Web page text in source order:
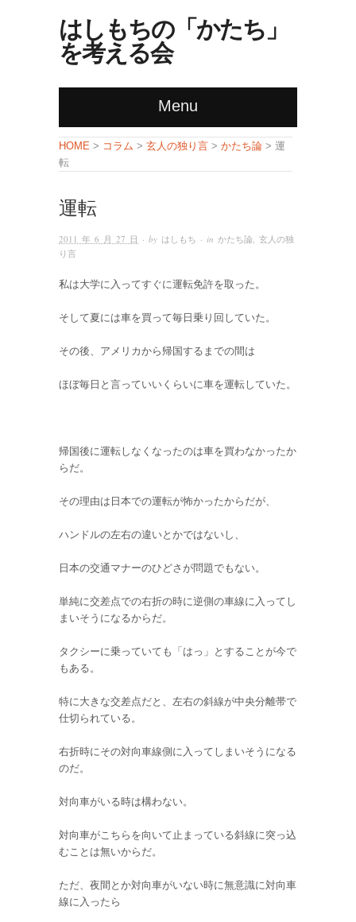
はしもちの「かたち」
を考える会
Menu
HOME > コラム > 玄人の独り言 > かたち論 > 運
転
運転
2011 年 6 月 27 日 · by はしもち · in かたち論, 玄人の独
り言
私は大学に入ってすぐに運転免許を取った。
そして夏には車を買って毎日乗り回していた。
その後、アメリカから帰国するまでの間は
ほぼ毎日と言っていいくらいに車を運転していた。
帰国後に運転しなくなったのは車を買わなかったか
らだ。
その理由は日本での運転が怖かったからだが、
ハンドルの左右の違いとかではないし、
日本の交通マナーのひどさが問題でもない。
単純に交差点での右折の時に逆側の車線に入ってし
まいそうになるからだ。
タクシーに乗っていても「はっ」とすることが今で
もある。
特に大きな交差点だと、左右の斜線が中央分離帯で
仕切られている。
右折時にその対向車線側に入ってしまいそうになる
のだ。
対向車がいる時は構わない。
対向車がこちらを向いて止まっている斜線に突っ込
むことは無いからだ。
ただ、夜間とか対向車がいない時に無意識に対向車
線に入ったら